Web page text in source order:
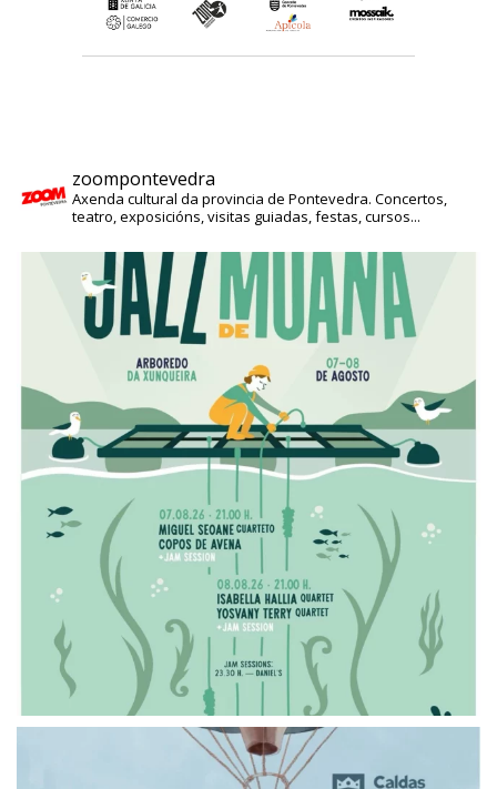
zoompontevedra
Axenda cultural da provincia de Pontevedra. Concertos,
teatro, exposicións, visitas guiadas, festas, cursos...